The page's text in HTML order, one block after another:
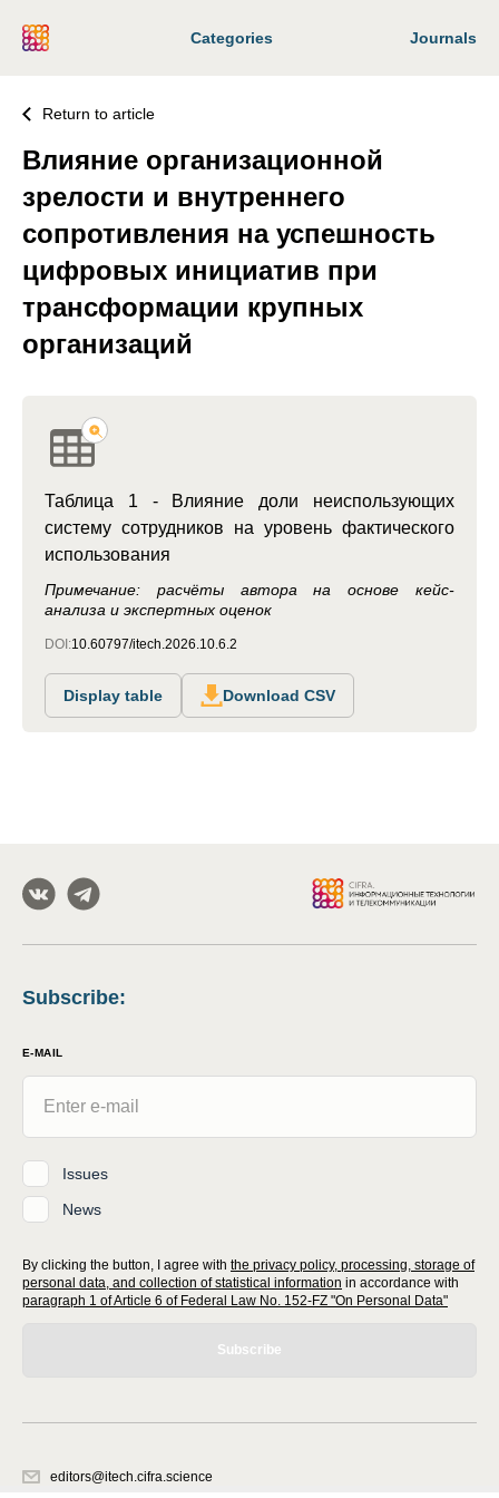
Categories Journals
Return to article
Влияние организационной
зрелости и внутреннего
сопротивления на успешность
цифровых инициатив при
трансформации крупных
организаций
Таблица 1 - Влияние доли неиспользующих
систему сотрудников на уровень фактического
использования
Примечание: расчёты автора на основе кейс-
анализа и экспертных оценок
DOI:10.60797/itech.2026.10.6.2
Display table Download CSV
Subscribe:
E-MAIL
Issues
News
By clicking the button, I agree with the privacy policy, processing, storage of
personal data, and collection of statistical information in accordance with
paragraph 1 of Article 6 of Federal Law No. 152-FZ "On Personal Data"
Subscribe
editors@itech.cifra.science